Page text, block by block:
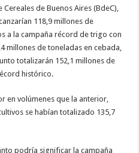
de Buenos Aires (BdeC),
118,9 millones de
a la campaña récord de trigo con
millones de toneladas en cebada,
totalizarán 152,1 millones de
histórico.
en volúmenes que la anterior,
se habían totalizado 135,7
podría significar la campaña